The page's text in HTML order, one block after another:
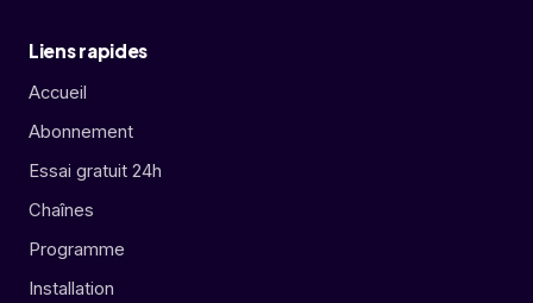
Liens rapides
Accueil
Abonnement
Essai gratuit 24h
Chaînes
Programme
Installation